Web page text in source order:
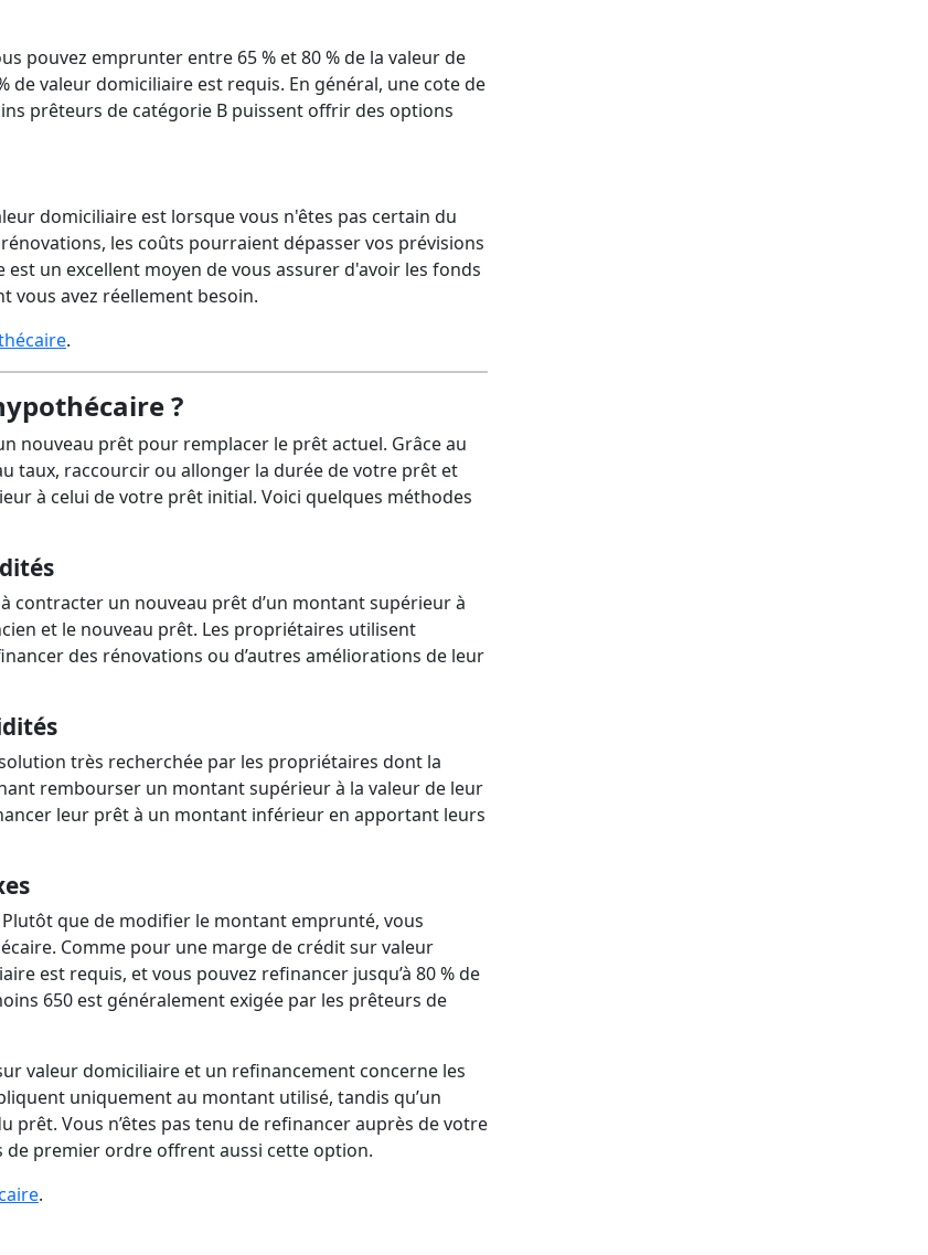
pouvez emprunter entre 65 % et 80 % de la valeur de
de valeur domiciliaire est requis. En général, une cote de
prêteurs de catégorie B puissent offrir des options
domiciliaire est lorsque vous n'êtes pas certain du
les coûts pourraient dépasser vos prévisions
un excellent moyen de vous assurer d'avoir les fonds
vous avez réellement besoin.
.
?
nouveau prêt pour remplacer le prêt actuel. Grâce au
taux, raccourcir ou allonger la durée de votre prêt et
à celui de votre prêt initial. Voici quelques méthodes
contracter un nouveau prêt d’un montant supérieur à
et le nouveau prêt. Les propriétaires utilisent
des rénovations ou d’autres améliorations de leur
très recherchée par les propriétaires dont la
rembourser un montant supérieur à la valeur de leur
leur prêt à un montant inférieur en apportant leurs
que de modifier le montant emprunté, vous
Comme pour une marge de crédit sur valeur
est requis, et vous pouvez refinancer jusqu’à 80 % de
650 est généralement exigée par les prêteurs de
valeur domiciliaire et un refinancement concerne les
uniquement au montant utilisé, tandis qu’un
prêt. Vous n’êtes pas tenu de refinancer auprès de votre
premier ordre offrent aussi cette option.
.